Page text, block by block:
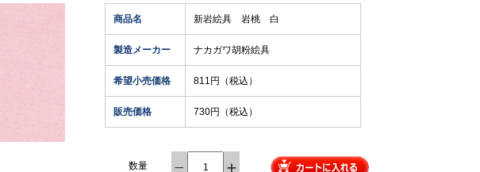
商品名 新岩絵具 岩桃 白
製造メーカー ナカガワ胡粉絵具
希望小売価格 811円（税込）
販売価格 730円（税込）
数量